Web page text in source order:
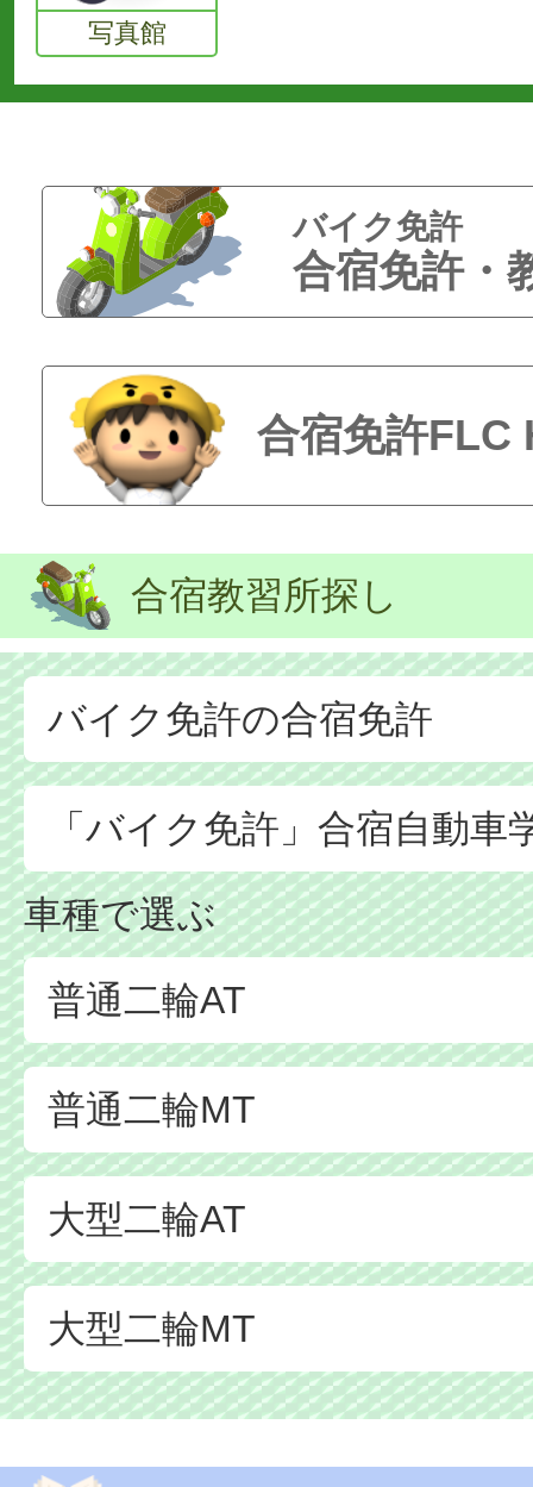
写真館
バイク免許
合宿免許・
合宿免許FLC
合宿教習所探し
バイク免許の合宿免許
「バイク免許」合宿自動車
車種で選ぶ
普通二輪AT
普通二輪MT
大型二輪AT
大型二輪MT